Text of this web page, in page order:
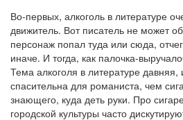
Во-первых, алкоголь в литературе
движитель. Вот писатель не может
персонаж попал туда или сюда,
иначе. И тогда, как палочка-
Тема алкоголя в литературе
спасительна для романиста, чем
знающего, куда деть руки. Про
городской культуры часто